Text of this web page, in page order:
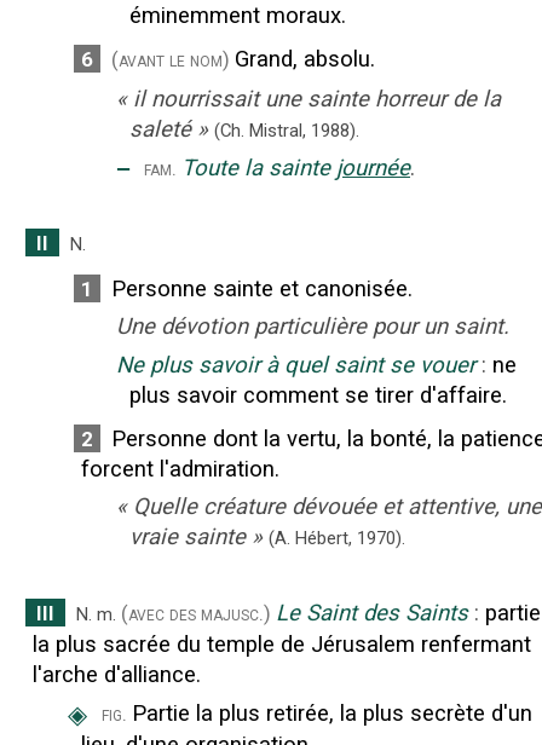
éminemment moraux.
6 (avant le nom) Grand, absolu.
« il nourrissait une sainte horreur de la
saleté » (Ch. Mistral, 1988).
‒ fam. Toute la sainte journée.
II N.
1
Personne sainte et canonisée.
Une dévotion particulière pour un saint.
Ne plus savoir à quel saint se vouer : ne
plus savoir comment se tirer d'affaire.
2
Personne dont la vertu, la bonté, la
forcent l'admiration.
« Quelle créature dévouée et attentive, une
vraie sainte » (A. Hébert, 1970).
III N. m. (avec des majusc.) Le Saint des Saints : partie
la plus sacrée du temple de Jérusalem renfermant
l'arche d'alliance.
◈ fig. Partie la plus retirée, la plus secrète d'un